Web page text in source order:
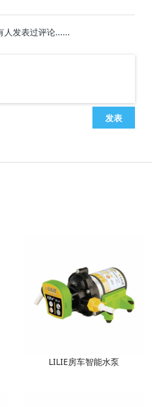
人发表过评论......
发表
LILIE房车智能水泵